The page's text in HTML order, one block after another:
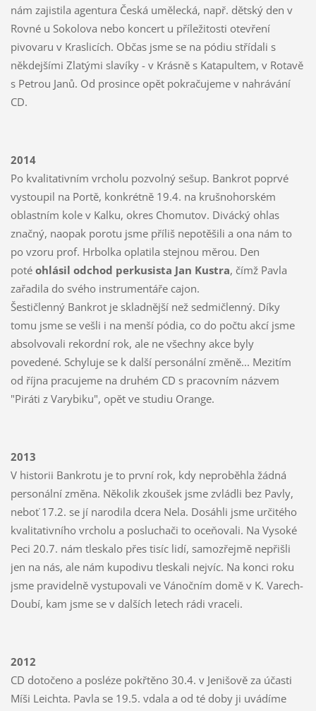
nám zajistila agentura Česká umělecká, např. dětský den v
Rovné u Sokolova nebo koncert u příležitosti otevření
pivovaru v Kraslicích. Občas jsme se na pódiu střídali s
někdejšími Zlatými slavíky - v Krásně s Katapultem, v Rotavě
s Petrou Janů. Od prosince opět pokračujeme v nahrávání
CD.
2014
Po kvalitativním vrcholu pozvolný sešup. Bankrot poprvé
vystoupil na Portě, konkrétně 19.4. na krušnohorském
oblastním kole v Kalku, okres Chomutov. Divácký ohlas
značný, naopak porotu jsme příliš nepotěšili a ona nám to
po vzoru prof. Hrbolka oplatila stejnou měrou. Den
poté ohlásil odchod perkusista Jan Kustra, čímž Pavla
zařadila do svého instrumentáře cajon.
Šestičlenný Bankrot je skladnější než sedmičlenný. Díky
tomu jsme se vešli i na menší pódia, co do počtu akcí jsme
absolvovali rekordní rok, ale ne všechny akce byly
povedené. Schyluje se k další personální změně... Mezitím
od října pracujeme na druhém CD s pracovním názvem
"Piráti z Varybiku", opět ve studiu Orange.
2013
V historii Bankrotu je to první rok, kdy neproběhla žádná
personální změna. Několik zkoušek jsme zvládli bez Pavly,
neboť 17.2. se jí narodila dcera Nela. Dosáhli jsme určitého
kvalitativního vrcholu a posluchači to oceňovali. Na Vysoké
Peci 20.7. nám tleskalo přes tisíc lidí, samozřejmě nepřišli
jen na nás, ale nám kupodivu tleskali nejvíc. Na konci roku
jsme pravidelně vystupovali ve Vánočním domě v K. Varech-
Doubí, kam jsme se v dalších letech rádi vraceli.
2012
CD dotočeno a posléze pokřtěno 30.4. v Jenišově za účasti
Míši Leichta. Pavla se 19.5. vdala a od té doby ji uvádíme